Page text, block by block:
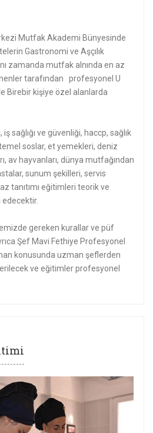
Mutfak Akademi Bünyesinde
Gastronomi ve Aşçılık
zamanda mutfak alnında en az
tarafından profesyonel U
Birebir kişiye özel alanlarda
sağlığı ve güvenliği, haccp, sağlık
soslar, et yemekleri, deniz
av hayvanları, dünya mutfağından
sunum şekilleri, servis
tanıtımı eğitimleri teorik ve
gereken kurallar ve püf
Şef Mavi Fethiye Profesyonel
konusunda uzman şeflerden
ve eğitimler profesyonel